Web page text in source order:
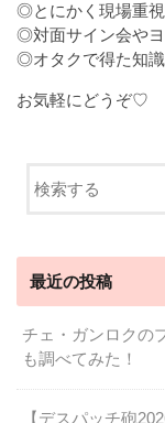
◎とにかく現場重
◎対面サイン会や
◎オタクで得た知
お気軽にどうぞ♡
最近の投稿
チェ・ガンロクの
も調べてみた！
【デスパッチ砲